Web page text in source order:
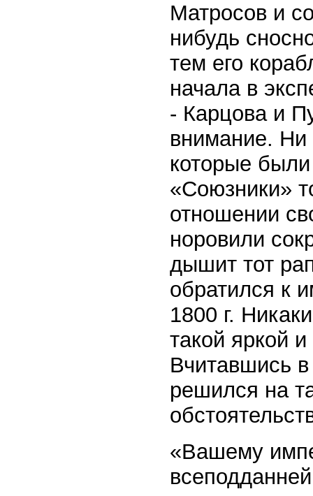
Матросов и
нибудь
тем его
начала в
- Карцова и
внимание. Ни
которые
«Союзники»
отношении
норовили
дышит тот
обратился к
1800 г.
такой яркой
Вчитавшись
решился на
«Вашему